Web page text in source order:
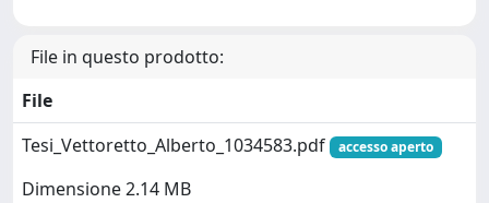
File in questo prodotto:
File
Tesi_Vettoretto_Alberto_1034583.pdf
accesso aperto
Dimensione 2.14 MB